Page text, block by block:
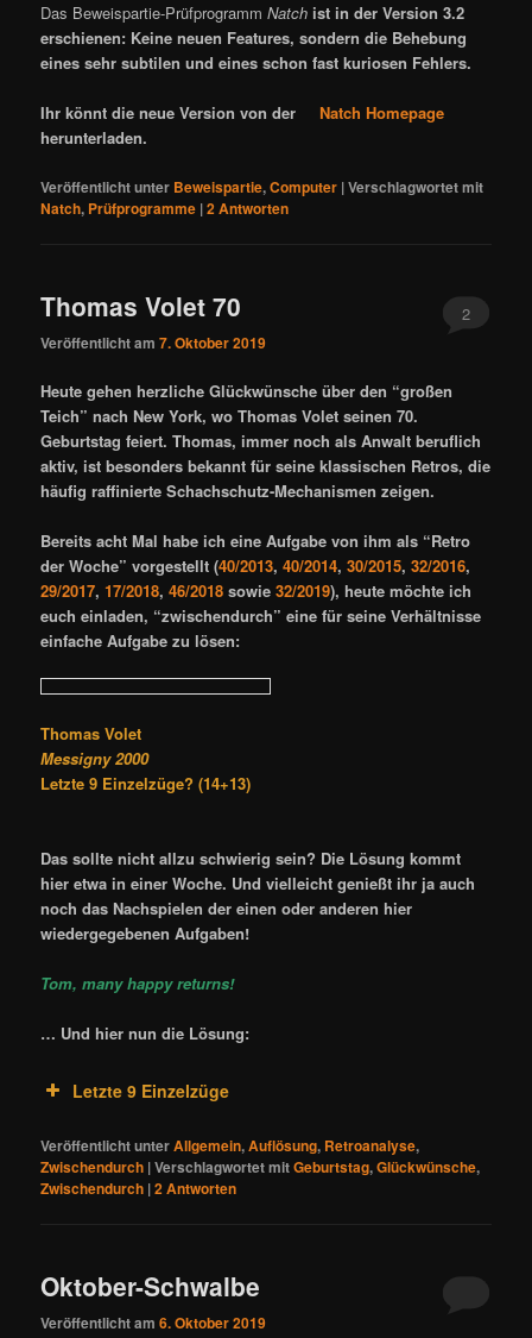
Das Beweispartie-PrüfprogrammNatch ist in der Version 3.2
erschienen: Keine neuen Features, sondern die Behebung
eines sehr subtilen und eines schon fast kuriosen Fehlers.
Ihr könnt die neue Version von der
Natch Homepage
herunterladen.
Veröffentlicht unter Beweispartie,Computer |Verschlagwortet mit
Natch, Prüfprogramme |2 Antworten
Thomas Volet 70
Veröffentlicht am7. Oktober 2019
2
Heute gehen herzliche Glückwünsche über den “großen
Teich” nach New York, woThomas Volet seinen 70.
Geburtstag feiert. Thomas, immer noch als Anwalt beruflich
aktiv, ist besonders bekannt für seine klassischen Retros, die
häufig raffinierte Schachschutz-Mechanismen zeigen.
Bereits acht Mal habe ich eine Aufgabe von ihm als “Retro
der Woche” vorgestellt (40/2013,40/2014,30/2015,32/2016,
29/2017,17/2018,46/2018 sowie32/2019), heute möchte ich
euch einladen, “zwischendurch” eine für seine Verhältnisse
einfache Aufgabe zu lösen:
Thomas Volet
Messigny 2000
Letzte 9 Einzelzüge? (14+13)
Das sollte nicht allzu schwierig sein? Die Lösung kommt
hier etwa in einer Woche. Und vielleicht genießt ihr ja auch
noch das Nachspielen der einen oder anderen hier
wiedergegebenen Aufgaben!
Tom, many happy returns!
… Und hier nun die Lösung:
Letzte 9 Einzelzüge
Veröffentlicht unterAllgemein,Auflösung, Retroanalyse,
Zwischendurch |Verschlagwortet mitGeburtstag,Glückwünsche,
Zwischendurch |2 Antworten
Oktober-Schwalbe
Veröffentlicht am6. Oktober 2019